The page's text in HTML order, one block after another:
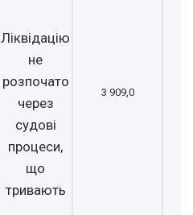
Ліквідацію
не
розпочато
через
судові
процеси,
що
тривають
3 909,0